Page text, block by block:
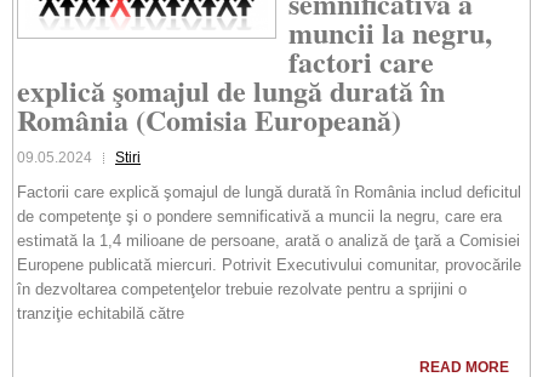
muncii la negru,
factori care
explică şomajul de lungă durată în
România (Comisia Europeană)
09.05.2024 Stiri
Factorii care explică şomajul de lungă durată în România includ deficitul
de competenţe şi o pondere semnificativă a muncii la negru, care era
estimată la 1,4 milioane de persoane, arată o analiză de ţară a Comisiei
Europene publicată miercuri. Potrivit Executivului comunitar, provocările
în dezvoltarea competenţelor trebuie rezolvate pentru a sprijini o
tranziţie echitabilă către
READ MORE